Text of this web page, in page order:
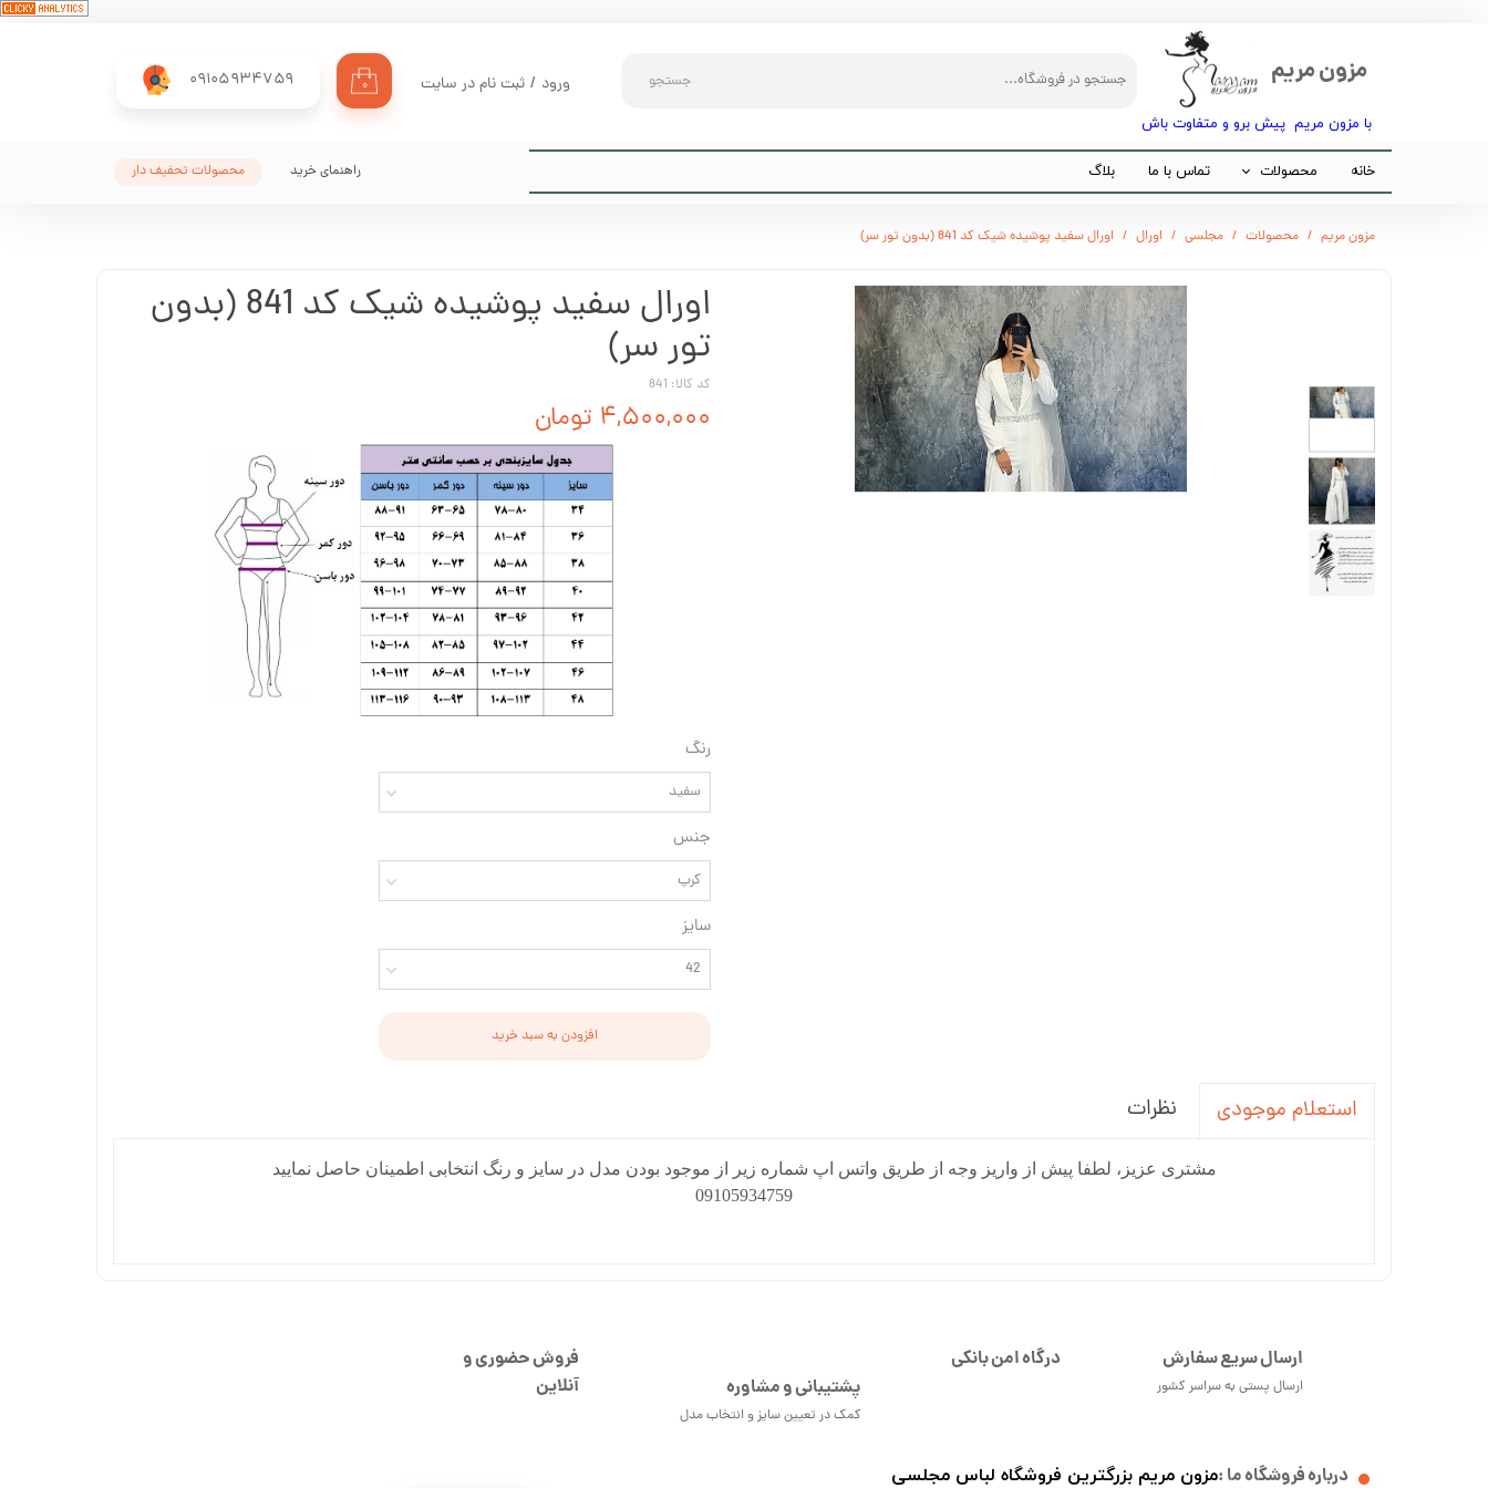
مزون مریم
با مزون مریم پیش برو و متفاوت باش​​​​​​​
09105934759 جستجو ۰ ورود / ثبت نام در سایت
خانه محصولات تماس با ما بلاگ محصولات تحفیف دار راهنمای خرید
مزون مریم محصولات مجلسی اورال اورال سفید پوشیده شیک کد 841 (بدون تور سر)
اورال سفید پوشیده شیک کد 841 (بدون
تور سر)
کد کالا: 841
۴,۵۰۰,۰۰۰ تومان
رنگ
سفید
جنس
کرپ
سایز
42
افزودن به سبد خرید
استعلام موجودی نظرات
مشتری عزیز، لطفا پیش از واریز وجه از طریق واتس اپ شماره زیر از موجود بودن مدل در سایز و رنگ انتخابی اطمینان حاصل نمایید
09105934759
ارسال سریع سفارش
ارسال پستی به سراسر کشور
درباره فروشگاه ما :مزون مریم بزرگترین فروشگاه لباس مجلسی
درگاه امن بانکی
پشتیبانی و مشاوره
کمک در تعیین سایز و انتخاب مدل
فروش حضوری و
آنلاین